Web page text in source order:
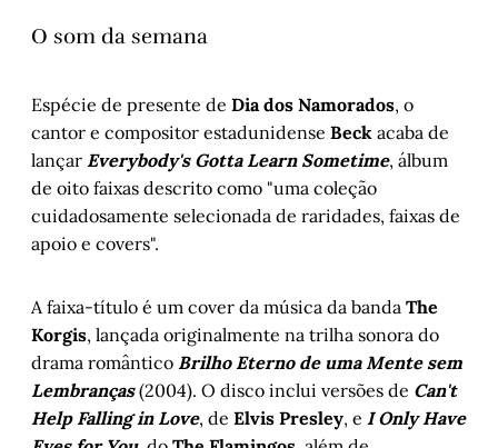
O som da semana
Espécie de presente de Dia dos Namorados, o
cantor e compositor estadunidense Beck acaba de
lançar Everybody's Gotta Learn Sometime, álbum
de oito faixas descrito como "uma coleção
cuidadosamente selecionada de raridades, faixas de
apoio e covers".
A faixa-título é um cover da música da banda The
Korgis, lançada originalmente na trilha sonora do
drama romântico Brilho Eterno de uma Mente sem
Lembranças(2004). O disco inclui versões de Can't
Help Falling in Love, de Elvis Presley, e I Only Have